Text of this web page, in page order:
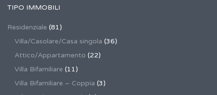
TIPO IMMOBILI
Residenziale (81)
Villa/Casolare/Casa singola (36)
Attico/Appartamento (22)
Villa Bifamiliare (11)
Villa Bifamiliare – Coppia (3)